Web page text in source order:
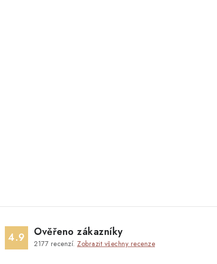
4.9 Ověřeno zákazníky
2177 recenzí. Zobrazit všechny recenze